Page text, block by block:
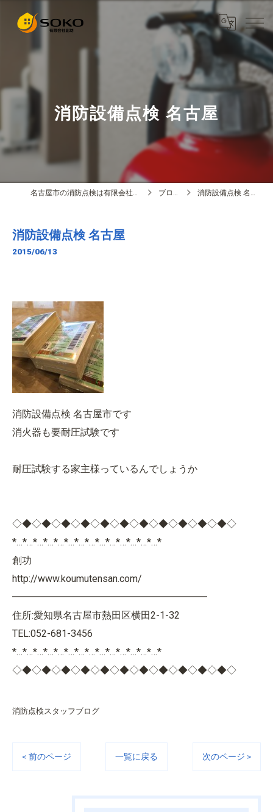
消防設備点検 名古屋
名古屋市の消防点検は有限会社創功 ブログ 消防設備点検 名古屋
消防設備点検 名古屋
2015/06/13
消防設備点検 名古屋市です
消火器も要耐圧試験です
耐圧試験する家主様っているんでしょうか
◇◆◇◆◇◆◇◆◇◆◇◆◇◆◇◆◇◆◇◆◇◆◇
*…*…*…*…*…*…*…*…*…*…*…*…*…*…*
創功
http://www.koumutensan.com/
━━━━━━━━━━━━━━━━━━━━
住所:愛知県名古屋市熱田区横田2-1-32
TEL:052-681-3456
*…*…*…*…*…*…*…*…*…*…*…*…*…*…*
◇◆◇◆◇◆◇◆◇◆◇◆◇◆◇◆◇◆◇◆◇◆◇
消防点検スタッフブログ
< 前のページ 一覧に戻る 次のページ >